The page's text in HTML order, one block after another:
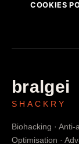
COOKIES
bralgei
SHACKRY
Biohacking · Anti-
Optimisation ·